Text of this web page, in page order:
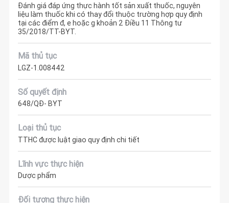
Đánh giá đáp ứng thực hành tốt sản xuất thuốc, nguyên
liệu làm thuốc khi có thay đổi thuộc trường hợp quy định
tại các điểm đ, e hoặc g khoản 2 Điều 11 Thông tư
35/2018/TT-BYT.
Mã thủ tục
LGZ-1.008442
Số quyết định
648/QĐ- BYT
Loại thủ tục
TTHC được luật giao quy định chi tiết
Lĩnh vực thực hiện
Dược phẩm
Đối tượng thực hiện